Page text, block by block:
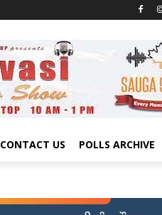
CONTACT US POLLS ARCHIVE